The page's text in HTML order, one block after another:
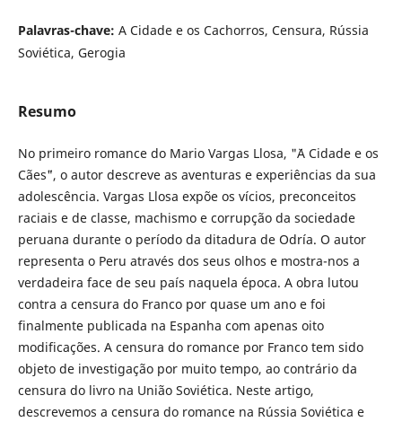
Palavras-chave: A Cidade e os Cachorros, Censura, Rússia
Soviética, Gerogia
Resumo
No primeiro romance do Mario Vargas Llosa, "¨A Cidade e os
Cães¨", o autor descreve as aventuras e experiências da sua
adolescência. Vargas Llosa expõe os vícios, preconceitos
raciais e de classe, machismo e corrupção da sociedade
peruana durante o período da ditadura de Odría. O autor
representa o Peru através dos seus olhos e mostra-nos a
verdadeira face de seu país naquela época. A obra lutou
contra a censura do Franco por quase um ano e foi
finalmente publicada na Espanha com apenas oito
modificações. A censura do romance por Franco tem sido
objeto de investigação por muito tempo, ao contrário da
censura do livro na União Soviética. Neste artigo,
descrevemos a censura do romance na Rússia Soviética e